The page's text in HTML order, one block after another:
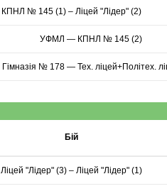
КПНЛ № 145 (1) – Ліцей "Лідер" (2)
Бій
Ліцей "Лідер" (3) – Ліцей "Лідер" (1)